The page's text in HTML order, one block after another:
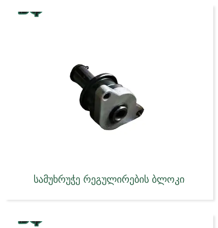
სამუხრუჭე რეგულირების ბლოკი